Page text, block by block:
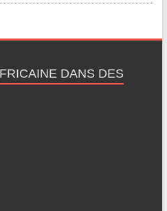
DANS DES